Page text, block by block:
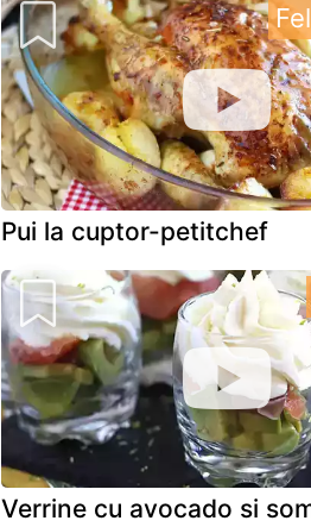
Pui la cuptor-petitchef
Verrine cu avocado si